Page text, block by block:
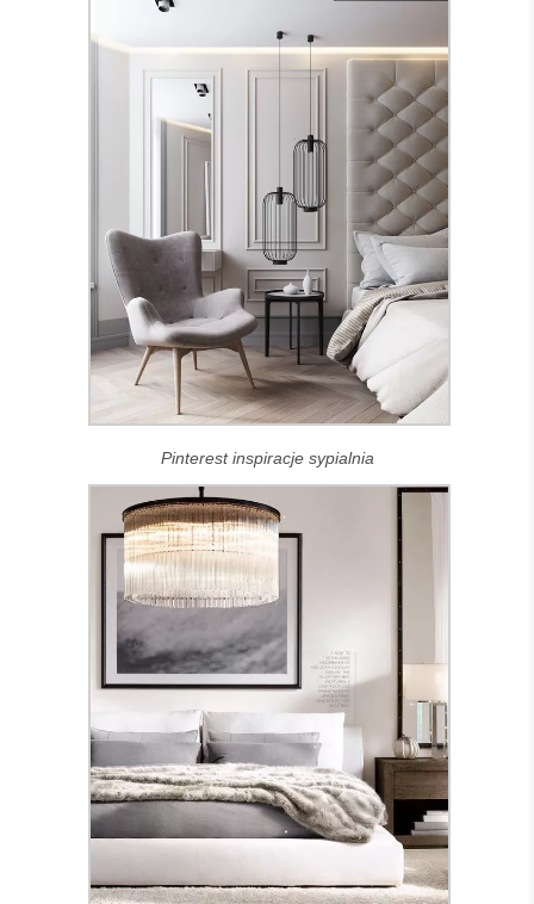
Pinterest inspiracje sypialnia